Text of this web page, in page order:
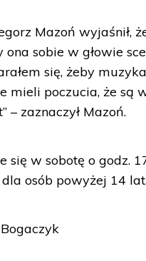
Mazoń wyjaśnił,
ona sobie w głowie
się, żeby
mieli poczucia, że są
– zaznaczył Mazoń.
się w sobotę o godz.
osób powyżej 14